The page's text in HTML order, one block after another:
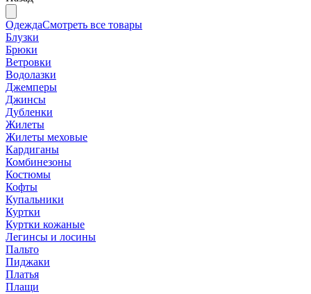
ОдеждаСмотреть все товары
Блузки
Брюки
Ветровки
Водолазки
Джемперы
Джинсы
Дубленки
Жилеты
Жилеты меховые
Кардиганы
Комбинезоны
Костюмы
Кофты
Купальники
Куртки
Куртки кожаные
Легинсы и лосины
Пальто
Пиджаки
Платья
Плащи